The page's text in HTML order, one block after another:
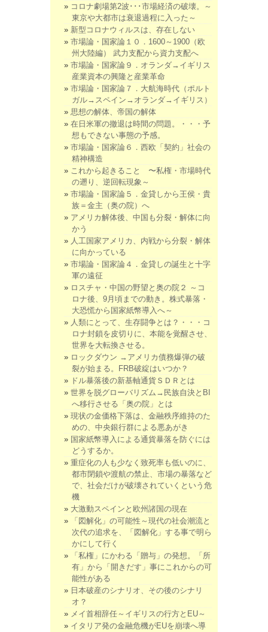
コロナ劇場第2波･･･市場経済の破壊。～
東京や大都市は衰退過程に入った～
新型コロナウィルスは、存在しない
市場論・国家論１０．1600～1900（欧
州大陸編） 武力支配から資力支配へ
市場論・国家論９．オランダ→イギリス
産業資本の興隆と産業革命
市場論・国家論７．大航海時代（ポルト
ガル→スペイン→オランダ→イギリス）
思想の解体、帝国の解体
在日米軍の撤退は時間の問題。・・・予
想もできない事態の予感。
市場論・国家論６．西欧「契約」社会の
精神構造
これから起きること 〜私権・市場時代
の遡り、逆回転現象～
市場論・国家論５．金貸しから王侯・貴
族＝金主（奥の院）へ
アメリカ解体後、中国も分裂・解体に向
かう
人工国家アメリカ、内戦から分裂・解体
に向かっている
市場論・国家論４．金貸しの誕生と十字
軍の遠征
ロスチャ・中国の野望と奥の院２ ～コ
ロナ後、9月頃までの動き。株式暴落・
大恐慌から国家紙幣導入へ～
人類にとって、生存闘争とは？・・・コ
ロナ封鎖を皮切りに、本能を覚醒させ、
世界を大転換させる。
ロックダウン →アメリカ債務爆弾の破
裂が始まる。FRB破綻はいつか？
ドル暴落後の新基軸通貨ＳＤＲとは
世界を脱グローバリズム→民族自決とBI
へ移行させる「奥の院」とは
現状の金価格下落は、金融秩序維持のた
めの、中央銀行群による悪あがき
国家紙幣導入による通貨暴落を防ぐには
どうするか。
重症化の人も少なく致死率も低いのに、
都市閉鎖や渡航の禁止、市場の暴落など
で、社会だけが破壊されていくという危
機
大激動スペインと欧州諸国の現在
「図解化」の可能性～現代の社会潮流と
次代の追求を、「図解化」する事で明ら
かにして行く
「私権」にかわる「贈与」の発想。「所
有」から「開きだす」事にこれからの可
能性がある
日本破産のシナリオ、その後のシナリ
オ？
メイ首相辞任～イギリスの行方とEU～
イタリア発の金融危機がEUを崩壊へ導